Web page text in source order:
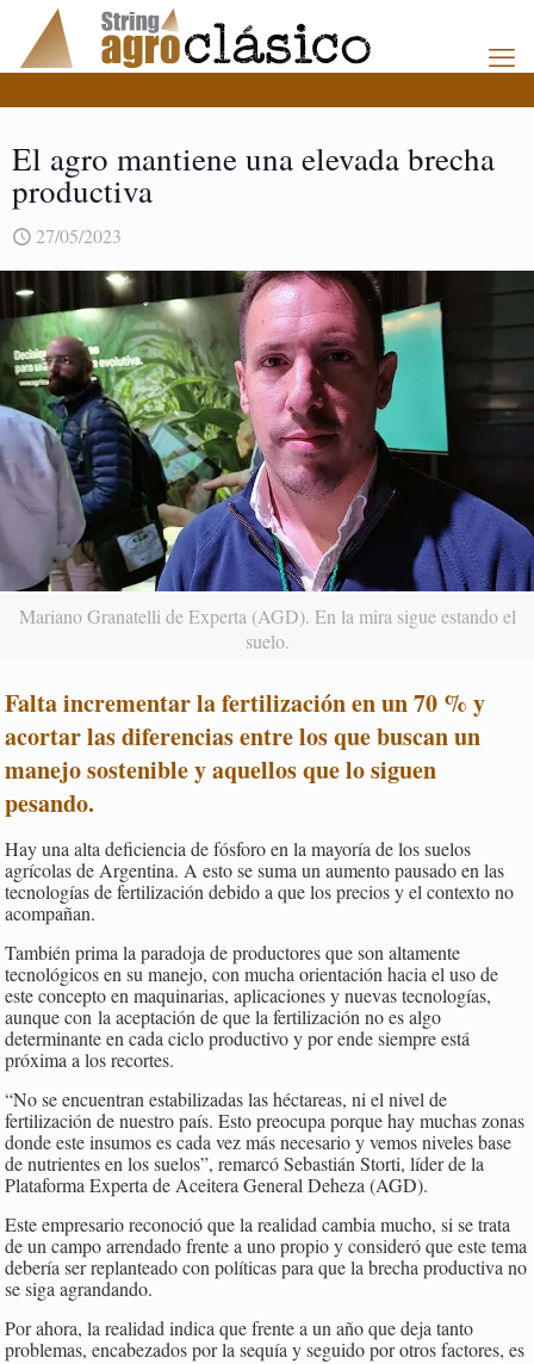
El agro mantiene una elevada brecha
productiva
27/05/2023
Mariano Granatelli de Experta (AGD). En la mira sigue estando el
suelo.
Falta incrementar la fertilización en un 70 % y
acortar las diferencias entre los que buscan un
manejo sostenible y aquellos que lo siguen
pesando.
Hay una alta deficiencia de fósforo en la mayoría de los suelos
agrícolas de Argentina. A esto se suma un aumento pausado en las
tecnologías de fertilización debido a que los precios y el contexto no
acompañan.
También prima la paradoja de productores que son altamente
tecnológicos en su manejo, con mucha orientación hacia el uso de
este concepto en maquinarias, aplicaciones y nuevas tecnologías,
aunque con la aceptación de que la fertilización no es algo
determinante en cada ciclo productivo y por ende siempre está
próxima a los recortes.
“No se encuentran estabilizadas las héctareas, ni el nivel de
fertilización de nuestro país. Esto preocupa porque hay muchas zonas
donde este insumos es cada vez más necesario y vemos niveles base
de nutrientes en los suelos”, remarcó Sebastián Storti, líder de la
Plataforma Experta de Aceitera General Deheza (AGD).
Este empresario reconoció que la realidad cambia mucho, si se trata
de un campo arrendado frente a uno propio y consideró que este tema
debería ser replanteado con políticas para que la brecha productiva no
se siga agrandando.
Por ahora, la realidad indica que frente a un año que deja tanto
problemas, encabezados por la sequía y seguido por otros factores, es